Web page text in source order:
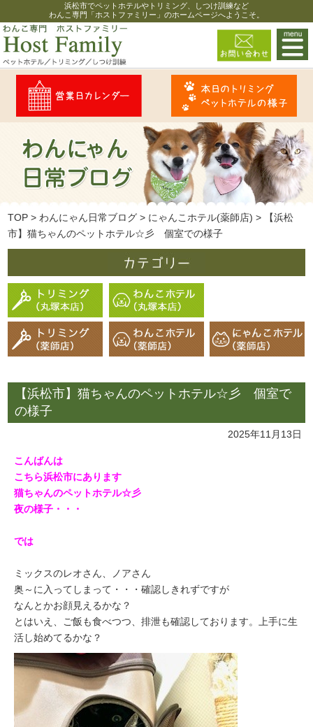
浜松市でペットホテルやトリミング、しつけ訓練など
わんこ専門「ホストファミリー」のホームページへようこそ。
TOP > わんにゃん日常ブログ > にゃんこホテル(薬師店) >
【浜松
市】猫ちゃんのペットホテル☆彡 個室での様子
【浜松市】猫ちゃんのペットホテル☆彡 個室で
の様子
2025年11月13日
こんばんは
こちら浜松市にあります
猫ちゃんのペットホテル☆彡
夜の様子・・・
では
ミックスのレオさん、ノアさん
奥～に入ってしまって・・・確認しきれずですが
なんとかお顔見えるかな？
とはいえ、ご飯も食べつつ、排泄も確認しております。上手に生
活し始めてるかな？